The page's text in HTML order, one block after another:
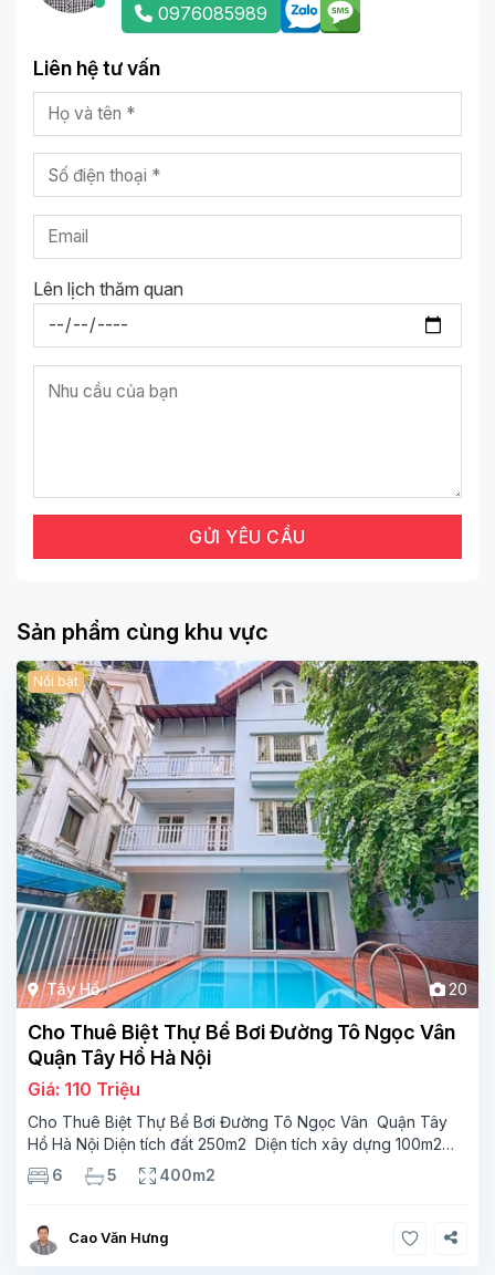
0976085989
Liên hệ tư vấn
Lên lịch thăm quan
Sản phẩm cùng khu vực
Tây Hồ 20
Nổi bật
Cho Thuê Biệt Thự Bể Bơi Đường Tô Ngọc Vân
Quận Tây Hồ Hà Nội
Giá: 110 Triệu
Cho Thuê Biệt Thự Bể Bơi Đường Tô Ngọc Vân Quận Tây
Hồ Hà Nội Diện tích đất 250m2 Diện tích xây dựng 100m2
Xây 4 tầng, 6 phòng ngủ 5 phòng tắm Tầng 1, , phòng
khách , phòng bếp-1wc Tầng 2, 2 phòng
6 5 400m2
Cao Văn Hưng